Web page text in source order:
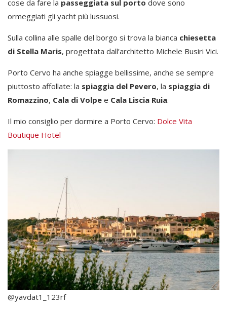
cose da fare la passeggiata sul porto dove sono
ormeggiati gli yacht più lussuosi.
Sulla collina alle spalle del borgo si trova la bianca chiesetta
di Stella Maris, progettata dall’architetto Michele Busiri Vici.
Porto Cervo ha anche spiagge bellissime, anche se sempre
piuttosto affollate: la spiaggia del Pevero, la spiaggia di
Romazzino, Cala di Volpe e Cala Liscia Ruia.
Il mio consiglio per dormire a Porto Cervo: Dolce Vita
Boutique Hotel
@yavdat1_123rf